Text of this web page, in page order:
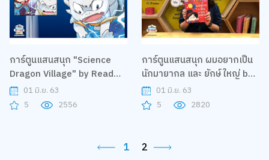
การ์ตูนแสนสนุก "Science
Dragon Village" by Read
Comics | B2S Home Sweet
Home
01 มิ.ย. 63
5
2556
การ์ตูนแสนสนุก ผมอยากเป็น
นักมายากล และ ยักษ์ใหญ่ by
nanmeebooks | B2S Home
Sweet Home
01 มิ.ย. 63
5
2820
1 2